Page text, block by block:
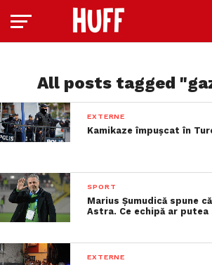
All posts tagged
EXTERNE
Kamikaze împușcat în
SPORT
Marius Șumudică spune
Astra. Ce echipă ar putea
EXTERNE